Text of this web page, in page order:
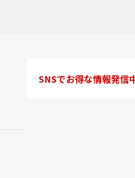
SNSでお得な情報発信